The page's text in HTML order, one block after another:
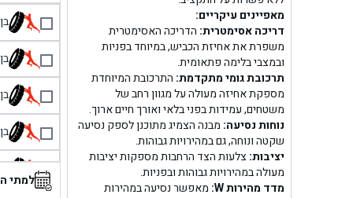
מאפיינים עיקריים:
דריכה אסימטרית: הדריכה האסימטרית
משפרת את אחיזת הכביש, במיוחד בפניות
ובמצבי בלימה פתאומית.
תרכובת גומי מתקדמת: התרכובת המיוחדת
מספקת אחיזה מעולה על מגוון רחב של
משטחים, עמידות בפני בלאי ואורך חיים ארוך.
נוחות נסיעה: מבנה הצמיג מתוכנן לספק נסיעה
שקטה ונוחה, גם במהירויות גבוהות.
יציבות:צלעות הצד הרחבות מספקות יציבות
מעולה במהירויות גבוהות ובפניות.
מדד מהירות W:
מאפשר נסיעה במהירות
בן
בן
בן
בן
למתי